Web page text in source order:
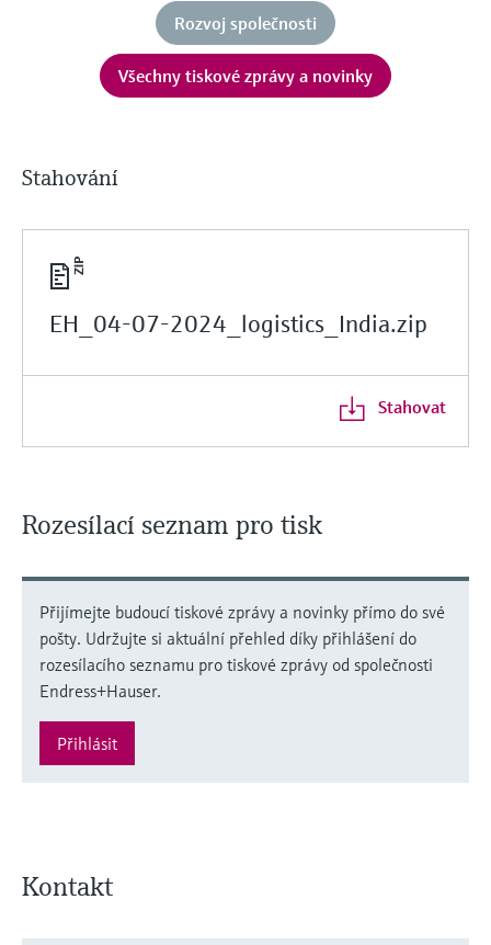
Rozvoj společnosti
Všechny tiskové zprávy a novinky
Stahování
EH_04-07-2024_logistics_India.zip
Stahovat
Rozesílací seznam pro tisk
Přijímejte budoucí tiskové zprávy a novinky přímo do své
pošty. Udržujte si aktuální přehled díky přihlášení do
rozesílacího seznamu pro tiskové zprávy od společnosti
Endress+Hauser.
Přihlásit
Kontakt